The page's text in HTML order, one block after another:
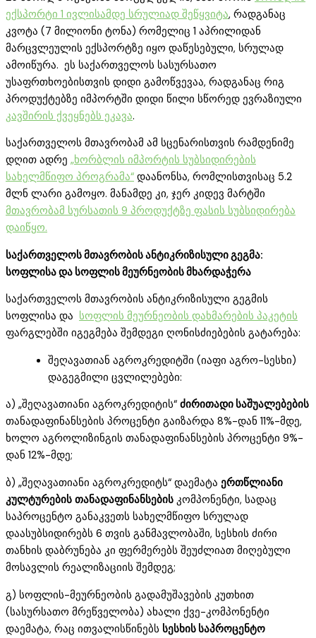
ექსპორტი 1 ივლისამდე სრულიად შეწყვიტა, რადგანაც
კვოტა (7 მილიონი ტონა) რომელიც 1 აპრილიდან
მარცვლეულის ექსპორტზე იყო დაწესებული, სრულად
ამოიწურა. ეს საქართველოს სასურსათო
უსაფრთხოებისთვის დიდი გამოწვევაა, რადგანაც რიგ
პროდუქტებზე იმპორტში დიდი წილი სწორედ ევრაზიული
კავშირის ქვეყნებს ეკავა.
საქართველოს მთავრობამ ამ სცენარისთვის რამდენიმე
დღით ადრე „ხორბლის იმპორტის სუბსიდირების
სახელმწიფო პროგრამა“ დაანონსა, რომლისთვისაც 5.2
მლნ ლარი გამოყო. მანამდე კი, ჯერ კიდევ მარტში
მთავრობამ სურსათის 9 პროდუქტზე ფასის სუბსიდირება
დაიწყო.
საქართველოს მთავრობის ანტიკრიზისული გეგმა:
სოფლისა და სოფლის მეურნეობის მხარდაჭერა
საქართველოს მთავრობის ანტიკრიზისული გეგმის
სოფლისა და სოფლის მეურნეობის დახმარების პაკეტის
ფარგლებში იგეგმება შემდეგი ღონისძიებების გატარება:
შეღავათიან აგროკრედიტში (იაფი აგრო-სესხი)
დაგეგმილი ცვლილებები:
ა) „შეღავათიანი აგროკრედიტის“ ძირითადი საშუალებების
თანადაფინანსების პროცენტი გაიზარდა 8%-დან 11%-მდე,
ხოლო აგროლიზინგის თანადაფინანსების პროცენტი 9%-
დან 12%-მდე;
ბ) „შეღავათიანი აგროკრედიტს“ დაემატა ერთწლიანი
კულტურების თანადაფინანსების კომპონენტი, სადაც
საპროცენტო განაკვეთს სახელმწიფო სრულად
დაასუბსიდირებს 6 თვის განმავლობაში, სესხის ძირი
თანხის დაბრუნება კი ფერმერებს შეუძლიათ მიღებული
მოსავლის რეალიზაციის შემდეგ;
გ) სოფლის-მეურნეობის გადამუშავების კუთხით
(სასურსათო მრეწველობა) ახალი ქვე-კომპონენტი
დაემატა, რაც ითვალისწინებს სესხის საპროცენტო